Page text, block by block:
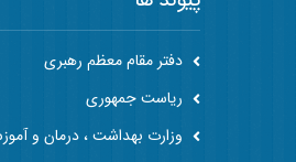
دفتر مقام معظم رهبری
ریاست جمهوری
وزارت بهداشت ، درمان و